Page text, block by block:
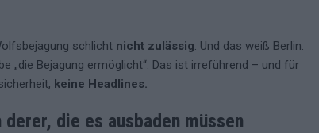
schlicht nicht zulässig. Und das weiß Berlin.
„die Bejagung ermöglicht“. Das ist irreführend – und für
keine Headlines.
die es ausbaden müssen